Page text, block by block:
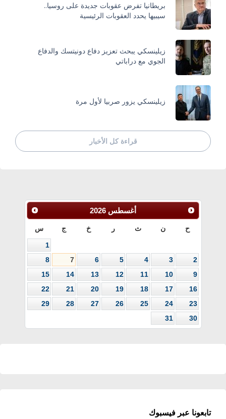
بريطانيا تفرض عقوبات جديدة على روسيا..
سيبيها يحدد العقوبات الرئيسية
زيلينسكي يبحث تعزيز دفاع دونيتسك والدفاع
الجوي مع دراباتي
زيلينسكي يزور صربيا لأول مرة
قراءة كل الأخبار
أغسطس 2026
ح ن ث ر خ ج س
1
2
3
4
5
6
7
8
9
10
11
12
13
14
15
16
17
18
19
20
21
22
23
24
25
26
27
28
29
30
31
تابعونا عبر فيسبوك